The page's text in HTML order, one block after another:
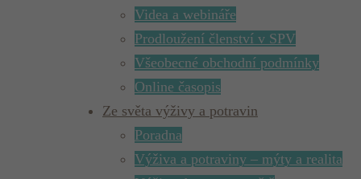
Videa a webináře
Prodloužení členství v SPV
Všeobecné obchodní podmínky
Online časopis
Ze světa výživy a potravin
Poradna
Výživa a potraviny – mýty a realita